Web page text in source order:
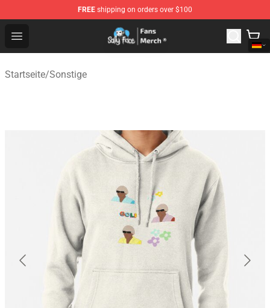
FREE shipping on orders over $100
Open menu
Sally Face Store - Official Sally Face Merchandise Shop
Startseite/Sonstige